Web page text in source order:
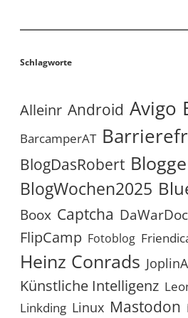
Schlagworte
Alleinr Android Avigo
BarcamperAT
BlogDasRobert
BlogWochen2025
Boox Captcha
FlipCamp Fotoblog
Heinz Conrads
Künstliche Intelligenz
Linkding Linux Mastodon